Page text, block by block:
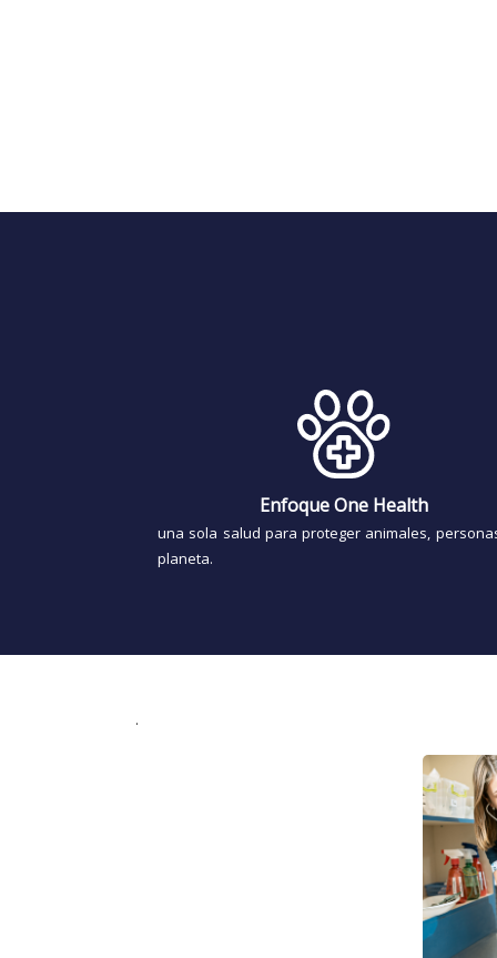
Enfoque One Health
una sola salud para proteger animales,
planeta.
.